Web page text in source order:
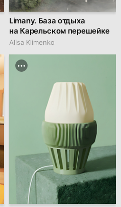
Limany. База отдыха
на Карельском перешейке
Alisa Klimenko